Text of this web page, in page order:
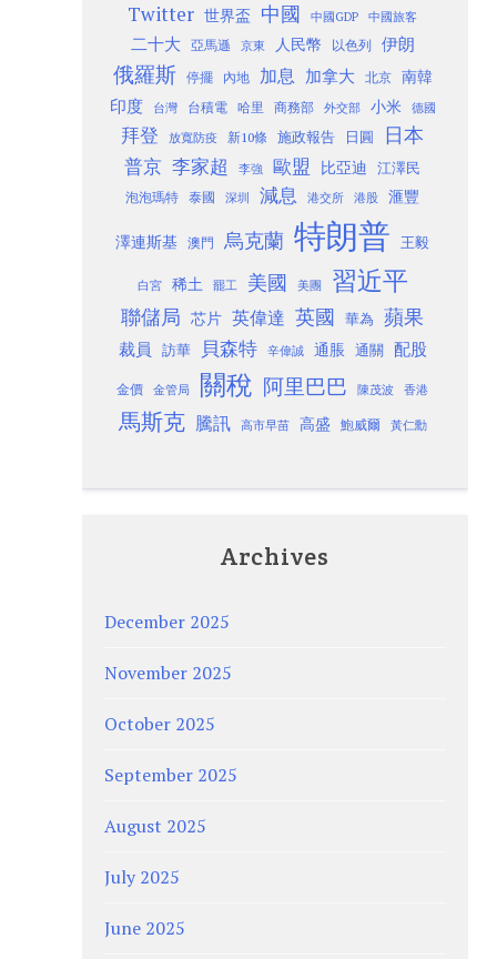
Twitter 世界盃 中國 中國GDP 中國旅客
二十大 亞馬遜 京東 人民幣 以色列 伊朗
俄羅斯 停擺 內地 加息 加拿大 北京
南韓
印度
台灣 台積電 哈里 商務部 外交部 小米 德國
拜登 放寬防疫 新10條 施政報告 日圓 日本
普京 李家超 李強 歐盟 比亞迪 江澤民
泡泡瑪特 泰國 深圳 減息 港交所 港股 滙豐
澤連斯基 澳門 烏克蘭 特朗普 王毅
白宮 稀土 罷工 美國 美團 習近平
聯儲局 芯片 英偉達 英國 華為 蘋果
裁員 訪華 貝森特 辛偉誠 通脹 通關 配股
金價 金管局 關稅 阿里巴巴 陳茂波 香港
馬斯克 騰訊 高市早苗 高盛 鮑威爾 黃仁勳
Archives
December 2025
November 2025
October 2025
September 2025
August 2025
July 2025
June 2025